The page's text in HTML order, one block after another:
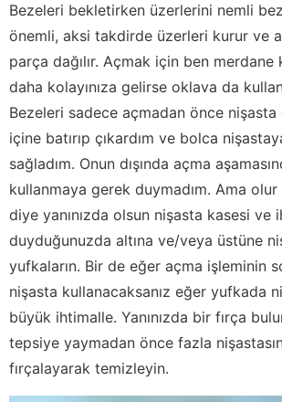
Bezeleri bekletirken üzerlerini nemli
önemli, aksi takdirde üzerleri kurur ve
parça dağılır. Açmak için ben merdane
daha kolayınıza gelirse oklava da
Bezeleri sadece açmadan önce
içine batırıp çıkardım ve bolca
sağladım. Onun dışında açma
kullanmaya gerek duymadım. Ama olur
diye yanınızda olsun nişasta kasesi ve
duyduğunuzda altına ve/veya üstüne
yufkaların. Bir de eğer açma işleminin
nişasta kullanacaksanız eğer yufkada
büyük ihtimalle. Yanınızda bir fırça
tepsiye yaymadan önce fazla
fırçalayarak temizleyin.